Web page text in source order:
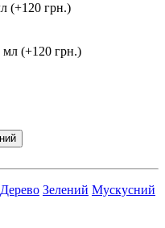
(+120 грн.)
(+120 грн.)
Дерево Зелений Мускусний